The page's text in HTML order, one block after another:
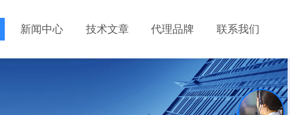
新闻中心 技术文章 代理品牌 联系我们